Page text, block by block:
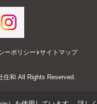
ーポリシー サイトマップ
住和 All Rights Reserved.